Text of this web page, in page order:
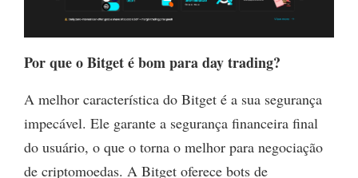
Por que o Bitget é bom para day trading?
A melhor característica do Bitget é a sua segurança
impecável. Ele garante a segurança financeira final
do usuário, o que o torna o melhor para negociação
de criptomoedas. A Bitget oferece bots de